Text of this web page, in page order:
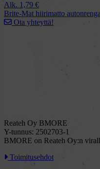
Alk. 1,79 €
Brite-Mat hiirimatto
Ota yhteyttä!
Reateh Oy BMORE
Y-tunnus: 2502703-1
BMORE on Reateh Oy:n
Toimitusehdot